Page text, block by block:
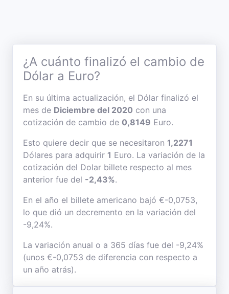
¿A cuánto finalizó el cambio de
Dólar a Euro?
En su última actualización, el Dólar finalizó el
mes de Diciembre del 2020 con una
cotización de cambio de 0,8149 Euro.
Esto quiere decir que se necesitaron 1,2271
Dólares para adquirir 1 Euro. La variación de la
cotización del Dolar billete respecto al mes
anterior fue del -2,43%.
En el año el billete americano bajó €-0,0753,
lo que dió un decremento en la variación del
-9,24%.
La variación anual o a 365 días fue del -9,24%
(unos €-0,0753 de diferencia con respecto a
un año atrás).